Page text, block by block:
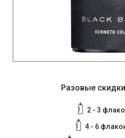
Разовые
2 - 3
4 - 6